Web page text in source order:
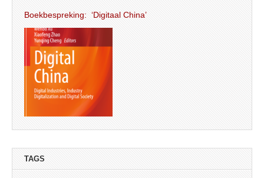
Boekbespreking: ‘Digitaal China’
TAGS